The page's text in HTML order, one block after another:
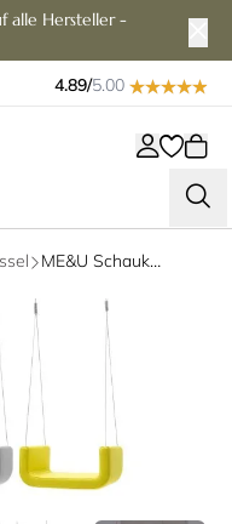
alle Hersteller -
4.89/5.00
ME&U Schaukel von Softline